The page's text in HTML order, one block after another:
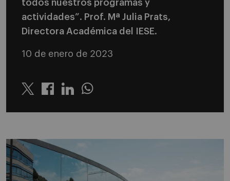
todos nuestros programas y
actividades”. Prof. Mª Julia Prats,
Directora Académica del IESE.
10 de enero de 2023
Twitter LinkedinWhatsapp